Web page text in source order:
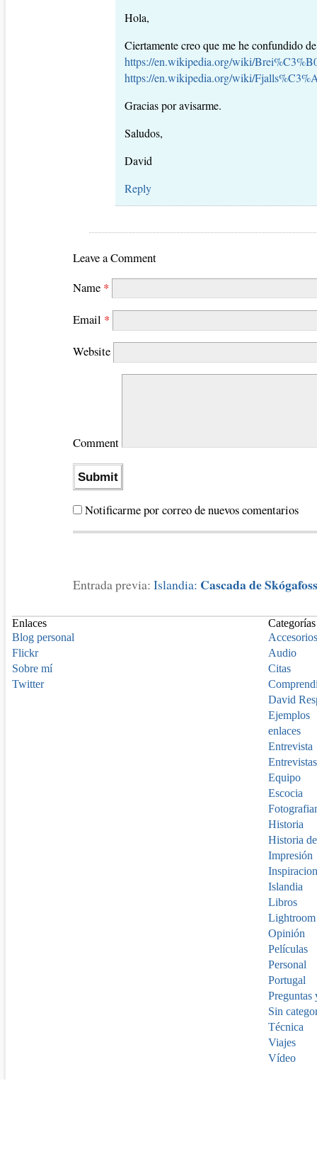
Hola,
Ciertamente creo que me he confundido
https://en.wikipedia.org/wiki/
https://en.wikipedia.org/wiki/
Gracias por avisarme.
Saludos,
David
Reply
Leave a Comment
Name *
Email *
Website
Comment
Notificarme por correo de nuevos comentarios
Entrada previa: Islandia: Cascada de Skógafoss
Enlaces
Blog personal
Flickr
Sobre mí
Twitter
Categorías
Accesorios
Audio
Citas
David
Ejemplos
enlaces
Entrevista
Entrevistas
Equipo
Escocia
Historia
Historia
Impresión
Islandia
Libros
Lightroom
Opinión
Películas
Personal
Portugal
Preguntas
Sin
Técnica
Viajes
Vídeo